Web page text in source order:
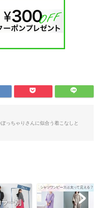
っちゃりさんに似合う着こなしと